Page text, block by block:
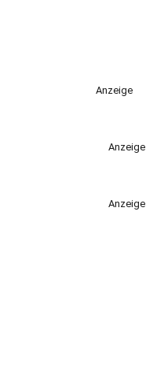
Anzeige
Anzeige
Anzeige